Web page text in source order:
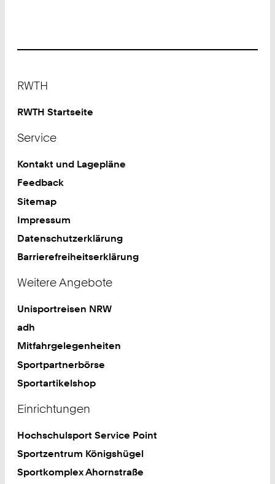
RWTH
RWTH Startseite
Service
Kontakt und Lagepläne
Feedback
Sitemap
Impressum
Datenschutzerklärung
Barrierefreiheitserklärung
Weitere Angebote
Unisportreisen NRW
adh
Mitfahrgelegenheiten
Sportpartnerbörse
Sportartikelshop
Einrichtungen
Hochschulsport Service Point
Sportzentrum Königshügel
Sportkomplex Ahornstraße